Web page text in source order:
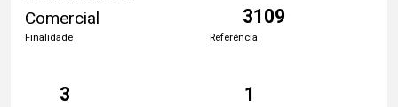
Comercial
Finalidade
3109
Referência
3 1